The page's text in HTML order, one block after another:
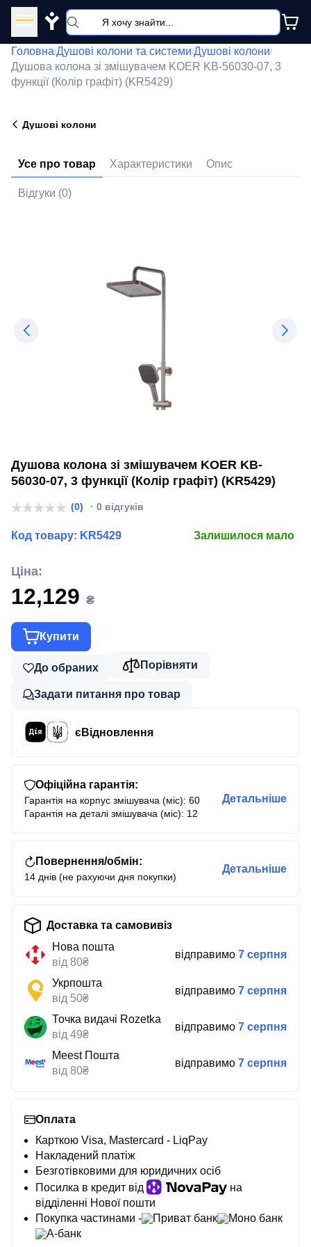
Y
Головна/Душові колони та системи/Душові колони/
Душова колона зі змішувачем KOER KB-56030-07, 3
функції (Колір графіт) (KR5429)
Душові колони
Усе про товар Характеристики Опис
Відгуки (0)
Душова колона зі змішувачем KOER KB-
56030-07, 3 функції (Колір графіт) (KR5429)
(0) · 0 відгуків
Код товару: KR5429 Залишилося мало
Ціна:
12,129 ₴
Купити
До обраних Порівняти
Задати питання про товар
єВідновлення
Офіційна гарантія:
Гарантія на корпус змішувача (міс): 60
Гарантія на деталі змішувача (міс): 12
Детальніше
Повернення/обмін:
14 днів (не рахуючи дня покупки)
Детальніше
Доставка та самовивіз
Нова пошта
від 80₴
відправимо 7 серпня
Укрпошта
від 50₴
відправимо 7 серпня
Точка видачі Rozetka
від 49₴
відправимо 7 серпня
Meest Пошта
від 80₴
відправимо 7 серпня
Оплата
Карткою Visa, Mastercard - LiqPay
Накладений платіж
Безготівковими для юридичних осіб
Посилка в кредит від
на
відділенні Нової пошти
Покупка частинами -
Приват банк
Моно банк
А-банк